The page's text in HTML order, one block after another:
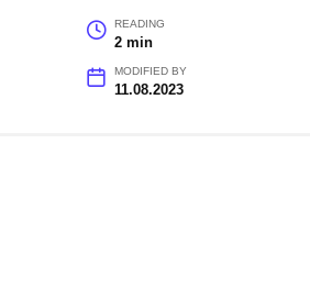
READING
2 min
MODIFIED BY
11.08.2023